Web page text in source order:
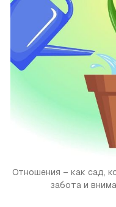
Отношения – как сад,
забота и